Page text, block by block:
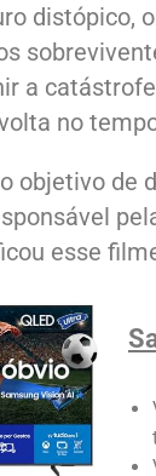
distópico,
a
no
objetivo de
esse